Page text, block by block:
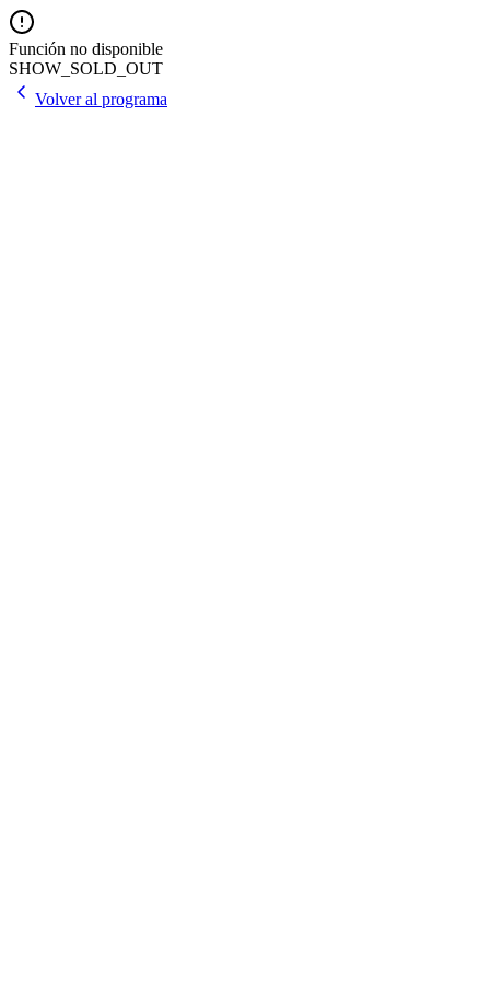
Función no disponible
SHOW_SOLD_OUT
Volver al programa